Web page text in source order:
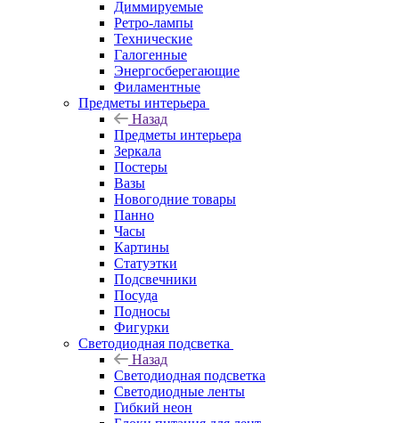
Диммируемые
Ретро-лампы
Технические
Галогенные
Энергосберегающие
Филаментные
Предметы интерьера
Назад
Предметы интерьера
Зеркала
Постеры
Вазы
Новогодние товары
Панно
Часы
Картины
Статуэтки
Подсвечники
Посуда
Подносы
Фигурки
Светодиодная подсветка
Назад
Светодиодная подсветка
Светодиодные ленты
Гибкий неон